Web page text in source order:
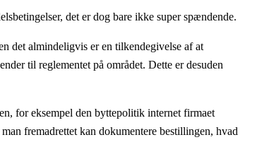
det er dog bare ikke super spændende.
det almindeligvis er en tilkendegivelse af at
til reglementet på området. Dette er desuden
for eksempel den byttepolitik internet firmaet
fremadrettet kan dokumentere bestillingen, hvad